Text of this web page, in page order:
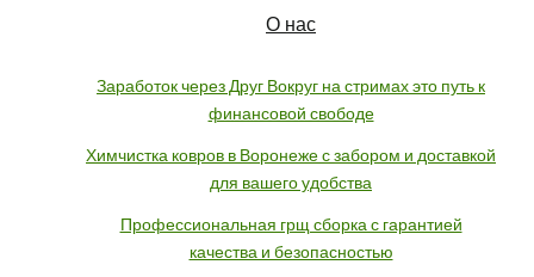
О нас
Заработок через Друг Вокруг на стримах это путь к
финансовой свободе
Химчистка ковров в Воронеже с забором и доставкой
для вашего удобства
Профессиональная грщ сборка с гарантией
качества и безопасностью